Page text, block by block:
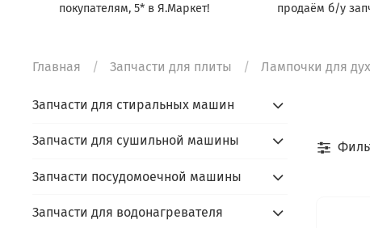
покупателям, 5* в Я.Маркет!
продаём б/у
Главная Запчасти для плиты Лампочки для
Запчасти для стиральных машин
Запчасти для сушильной машины
Запчасти посудомоечной машины
Запчасти для водонагревателя